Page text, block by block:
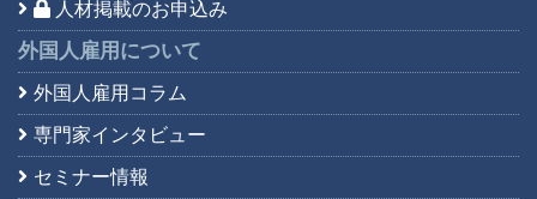
人材掲載のお申込み
外国人雇用について
外国人雇用コラム
専門家インタビュー
セミナー情報